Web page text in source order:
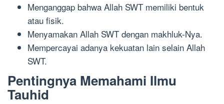
Menganggap bahwa Allah SWT memiliki bentuk
atau fisik.
Menyamakan Allah SWT dengan makhluk-Nya.
Mempercayai adanya kekuatan lain selain Allah
SWT.
Pentingnya Memahami Ilmu
Tauhid